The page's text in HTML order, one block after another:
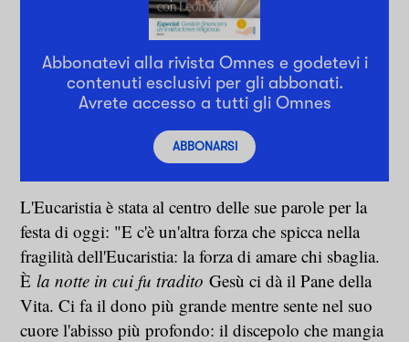
Abbonatevi alla rivista Omnes e godetevi i
contenuti esclusivi per gli abbonati.
Avrete accesso a tutti gli Omnes
ABBONARSI
L'Eucaristia è stata al centro delle sue parole per la
festa di oggi: "E c'è un'altra forza che spicca nella
fragilità dell'Eucaristia: la forza di amare chi sbaglia.
Èla notte in cui fu traditoGesù ci dà il Pane della
Vita. Ci fa il dono più grande mentre sente nel suo
cuore l'abisso più profondo: il discepolo che mangia